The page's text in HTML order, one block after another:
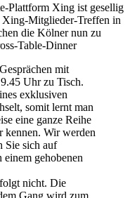
Plattform Xing ist gesellig
Xing-Mitglieder-Treffen in
die Kölner nun zu
Table-Dinner
mit
Uhr zu Tisch.
exklusiven
somit lernt man
eine ganze Reihe
kennen. Wir werden
Sie sich auf
gehobenen
nicht. Die
Gang wird zum